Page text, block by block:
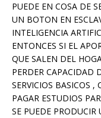
PUEDE EN COSA DE
UN BOTON EN
INTELIGENCIA
ENTONCES SI EL
QUE SALEN DEL
PERDER CAPACIDAD
SERVICIOS BASICOS
PAGAR ESTUDIOS
SE PUEDE